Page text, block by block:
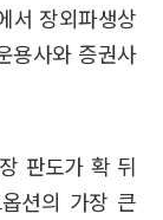
서 장외파생상
용사와 증권사
판도가 확 뒤
션의 가장 큰